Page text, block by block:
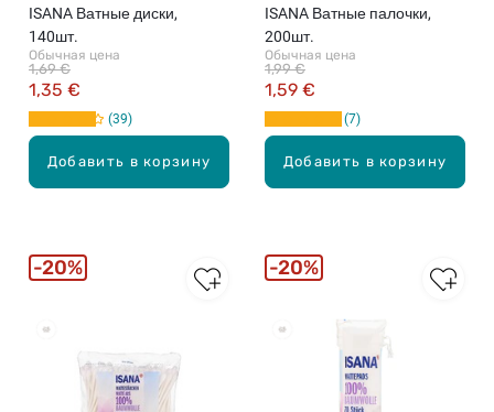
Добавить в корзину
ISANA Ватные диски,
140шт.
Обычная цена
1,35 €
1,69 €
39
Добавить в корзину
ISANA Ватные палочки,
200шт.
Обычная цена
1,59 €
1,99 €
7
20% 20%